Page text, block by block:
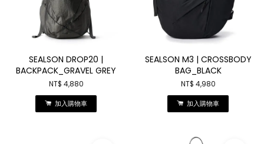
SEALSON DROP20 |
BACKPACK_GRAVEL GREY
NT$ 4,880
加入購物車
SEALSON M3 | CROSSBODY
BAG_BLACK
NT$ 4,980
加入購物車